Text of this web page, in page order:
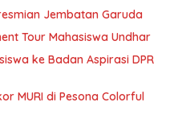
Jembatan Garuda
Tour Mahasiswa Undhar
ke Badan Aspirasi DPR
MURI di Pesona Colorful